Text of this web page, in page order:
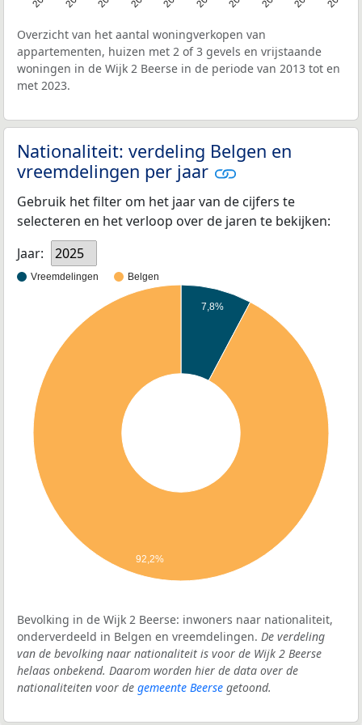
Overzicht van het aantal woningverkopen van
appartementen, huizen met 2 of 3 gevels en vrijstaande
woningen in de Wijk 2 Beerse in de periode van 2013 tot en
met 2023.
Nationaliteit: verdeling Belgen en
vreemdelingen per jaar
Gebruik het filter om het jaar van de cijfers te
selecteren en het verloop over de jaren te bekijken:
Jaar:
2025
Vreemdelingen Belgen
7,8%
92,2%
Bevolking in de Wijk 2 Beerse: inwoners naar nationaliteit,
onderverdeeld in Belgen en vreemdelingen. De verdeling
van de bevolking naar nationaliteit is voor de Wijk 2 Beerse
helaas onbekend. Daarom worden hier de data over de
nationaliteiten voor de gemeente Beerse getoond.